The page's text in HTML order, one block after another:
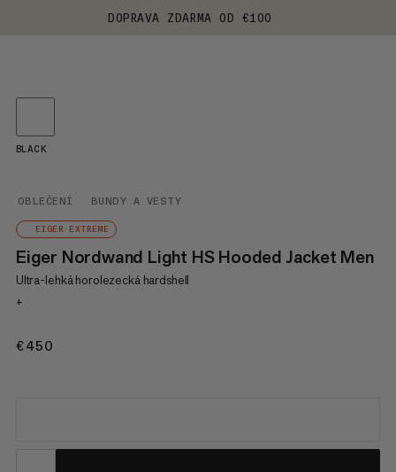
DOPRAVA ZDARMA OD €100
OBLEČENÍ BUNDY A VESTY
EIGER EXTREME
Eiger Nordwand Light HS Hooded Jacket Men
Ultra-lehká horolezecká hardshell
+
€450
BLACK